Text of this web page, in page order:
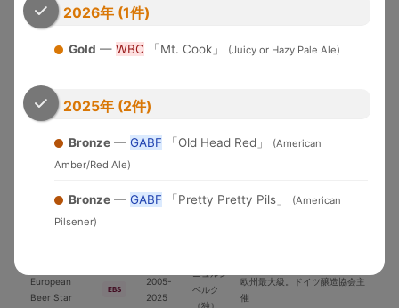
2026年 (1件)
Gold — WBC 「Mt. Cook」 (Juicy or Hazy Pale Ale)
2025年 (2件)
Bronze— GABF 「Old Head Red」
(American
Amber/Red Ale)
Bronze— GABF 「Pretty Pretty Pils」
(American
Pilsener)
Cup
WBC
2026
U.S. Open
Brewery of the YearとGrand
International
2025
グ審査
Challenge
2025
ルギー）
European
Beer Star
EBS
2005-
2025
ニュルン
ベルク
（独）
欧州最大級。ドイツ醸造協会主
催